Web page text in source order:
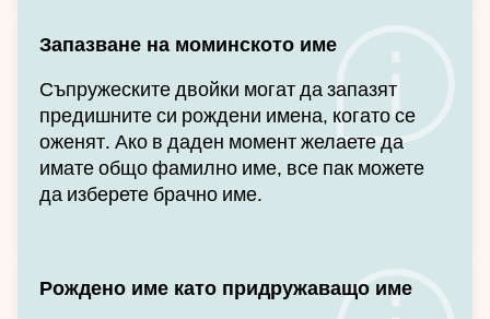
Запазване на моминското име
Съпружеските двойки могат да запазят
предишните си рождени имена, когато се
оженят. Ако в даден момент желаете да
имате общо фамилно име, все пак можете
да изберете брачно име.
Рождено име като придружаващо име